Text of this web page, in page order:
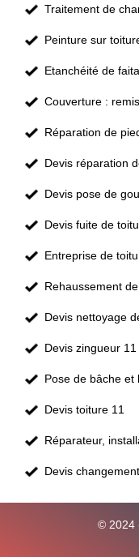
Traitement de
Peinture sur
Etanchéité de
Couverture :
Réparation de
Devis réparation
Devis pose de
Devis fuite de
Entreprise de
Rehaussement
Devis nettoyage
Devis zingueur 11
Pose de bâche et
Devis toiture 11
Réparateur,
Devis
© 2024